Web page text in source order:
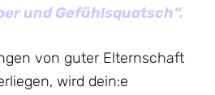
und Gefühlsquatsch“.
von guter Elternschaft
wird dein:e